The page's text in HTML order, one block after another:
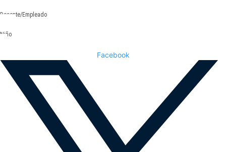
Docente/Empleado
Niño
Facebook